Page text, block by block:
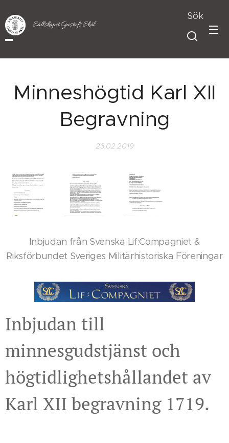
Sällskapet Gustafs Skål
Sök
Minneshögtid Karl XII
Begravning
23.02.2019
Inbjudan från Svenska Lif:Compagniet &
Riksförbundet Sveriges Militärhistoriska Föreningar
Inbjudan till
minnesgudstjänst och
högtidlighetshållandet av
Karl XII begravning 1719.